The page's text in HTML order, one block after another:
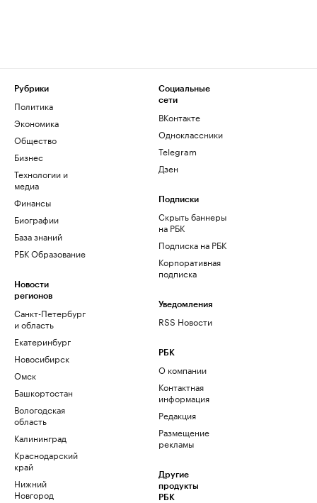
Рубрики
Политика
Экономика
Общество
Бизнес
Технологии и
медиа
Финансы
Биографии
База знаний
РБК Образование
Новости
регионов
Санкт-Петербург
и область
Екатеринбург
Новосибирск
Омск
Башкортостан
Вологодская
область
Калининград
Краснодарский
край
Нижний
Новгород
Социальные
сети
ВКонтакте
Одноклассники
Telegram
Дзен
Подписки
Скрыть баннеры
на РБК
Подписка на РБК
Корпоративная
подписка
Уведомления
RSS Новости
РБК
О компании
Контактная
информация
Редакция
Размещение
рекламы
Другие
продукты
РБК